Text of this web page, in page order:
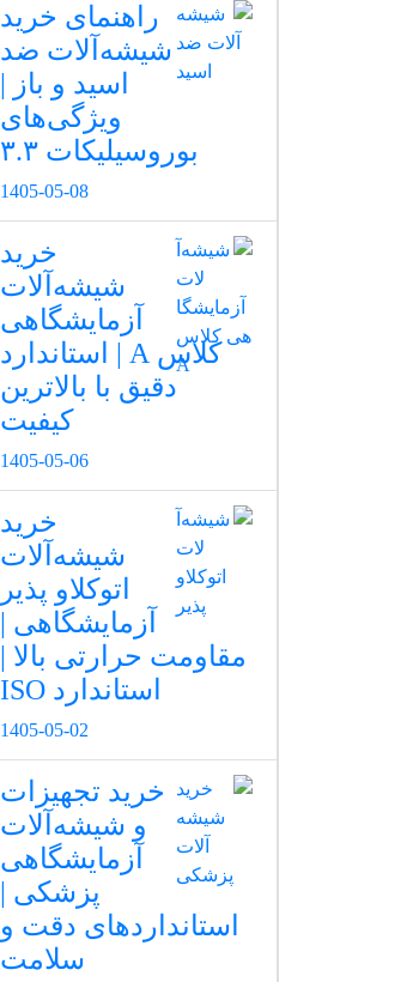
راهنمای خرید
شیشه‌آلات ضد
اسید و باز |
ویژگی‌های
بوروسیلیکات ۳.۳
1405-05-08
خرید
شیشه‌آلات
آزمایشگاهی
کلاس A | استاندارد
دقیق با بالاترین
کیفیت
1405-05-06
خرید
شیشه‌آلات
اتوکلاو پذیر
آزمایشگاهی |
مقاومت حرارتی بالا |
استاندارد ISO
1405-05-02
خرید تجهیزات
و شیشه‌آلات
آزمایشگاهی
پزشکی |
استانداردهای دقت و
سلامت